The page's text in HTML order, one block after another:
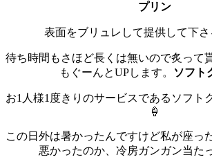
プリン
表面をブリュレして提供して下
待ち時間もさほど長くは無いので炙って
もぐーんとUPします。
ソフト
お1人様1度きりのサービスであるソフト
🍦
この日外は暑かったんですけど私が座っ
悪かったのか、冷房ガンガン当た